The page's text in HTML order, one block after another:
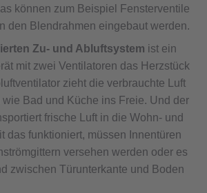
können zum Beispiel Fensterventile
den Blendrahmen eingebaut werden.
Zu- und Abluftsystem ist ein
mit zwei Ventilatoren das Herzstück
zieht die verbrauchte Luft
Bad und Küche ins Freie. Und der
frische Luft in die Wohn- und
das funktioniert, müssen Innentüren
versehen werden oder es
zwischen Türunterkante und Boden